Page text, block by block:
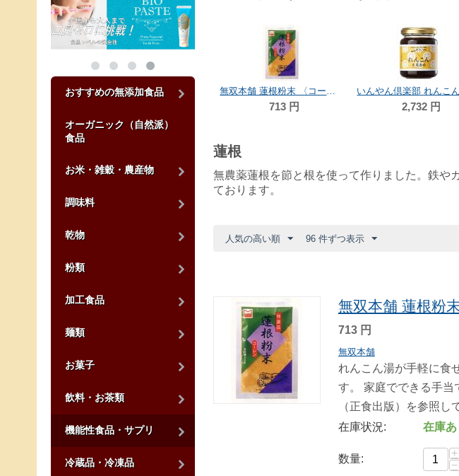
おすすめの無添加食品
オーガニック（自然派）
食品
お米・雑穀・農産物
調味料
乾物
粉類
加工食品
麺類
お菓子
飲料・お茶類
機能性食品・サプリ
冷蔵品・冷凍品
無双本舗 蓮根粉末 〈コーレン〉 50g
713 円 2,732 円
蓮根
無農薬蓮根を節と根を使って作りました。鉄や
ております。
人気の高い順 96 件ずつ表示
無双本舗 蓮根粉
713 円
無双本舗
れんこん湯が手軽に食
す。 家庭でできる手当
（正食出版）を参照し
在庫状況:
在庫あ
数量:
+
−